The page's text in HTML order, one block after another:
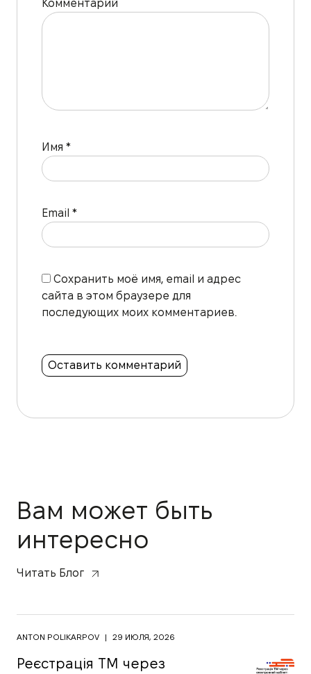
Комментарий
Имя *
Email *
Сохранить моё имя, email и адрес
сайта в этом браузере для
последующих моих комментариев.
Вам может быть
интересно
Читать Блог
ANTON POLIKARPOV | 29 ИЮЛЯ, 2026
Реєстрація ТМ через